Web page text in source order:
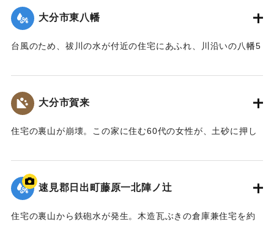
｜固有コード: 00857011
大分市東八幡
台風のため、祓川の水が付近の住宅にあふれ、川沿いの八幡5
｜固有コード:
大分市賀来
住宅の裏山が崩壊。この家に住む60代の女性が、土砂に押し
｜固有コード:
速見郡日出町藤原一北陣ノ辻
住宅の裏山から鉄砲水が発生。木造瓦ぶきの倉庫兼住宅を約